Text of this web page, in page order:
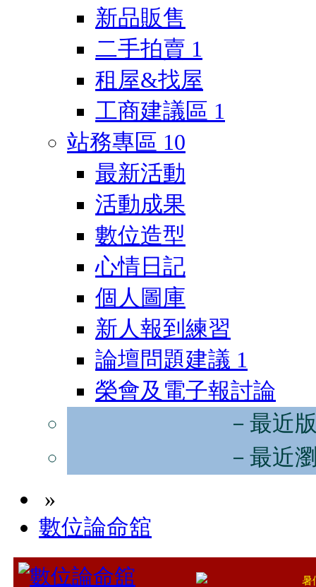
新品販售
二手拍賣 1
租屋&找屋
工商建議區 1
站務專區 10
最新活動
活動成果
數位造型
心情日記
個人圖庫
新人報到練習
論壇問題建議 1
榮會及電子報討論
－最近
－最近
»
數位論命舘
暑